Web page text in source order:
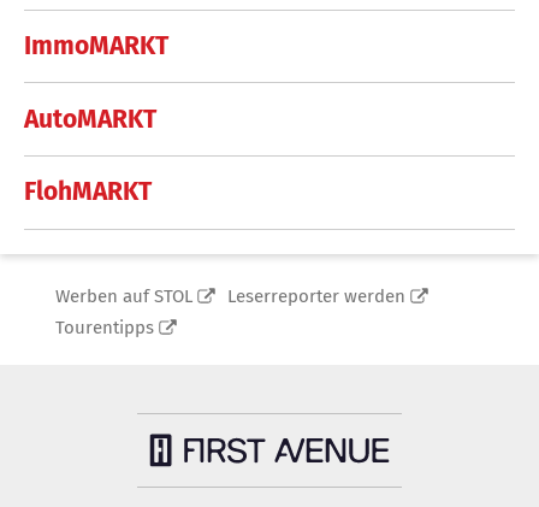
ImmoMARKT
AutoMARKT
FlohMARKT
Werben auf STOL
Leserreporter werden
Tourentipps